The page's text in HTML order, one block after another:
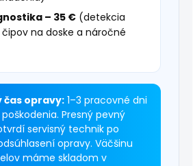
– 35 € (detekcia
na doske a náročné
opravy: 1–3 pracovné dni
Presný pevný
servisný technik po
opravy. Väčšinu
máme skladom v